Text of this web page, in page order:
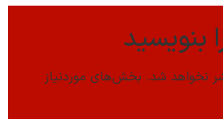
بنویسید
نخواهد شد. بخش‌های موردنیاز